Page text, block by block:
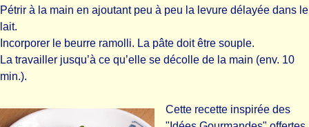
Pétrir à la main en ajoutant peu à peu la levure délayée dans le
lait.
Incorporer le beurre ramolli. La pâte doit être souple.
La travailler jusqu’à ce qu’elle se décolle de la main (env. 10
min.).
Cette recette inspirée des